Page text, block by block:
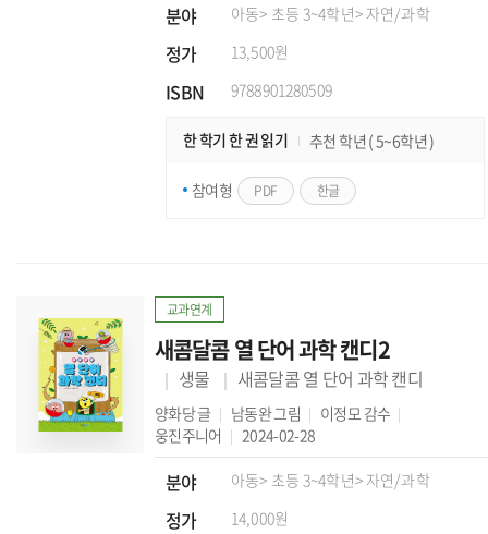
분야 아동> 초등 3~4학년> 자연/과학
정가 13,500원
ISBN 9788901280509
한 학기 한 권 읽기 추천 학년 ( 5~6학년 )
참여형 PDF 한글
교과연계
새콤달콤 열 단어 과학 캔디2
생물 새콤달콤 열 단어 과학 캔디
양화당글 남동완그림 이정모 감수
웅진주니어
2024-02-28
분야 아동> 초등 3~4학년> 자연/과학
정가 14,000원